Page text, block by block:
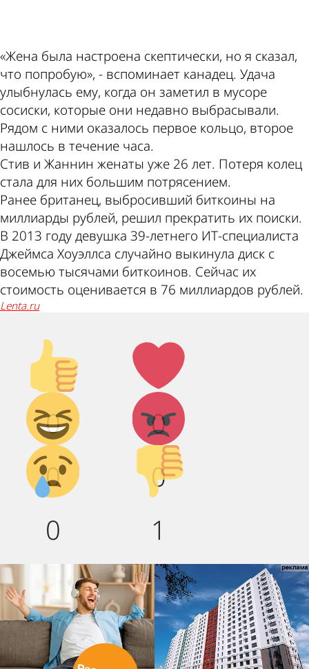
«Жена была настроена скептически, но я сказал,
что попробую», - вспоминает канадец. Удача
улыбнулась ему, когда он заметил в мусоре
сосиски, которые они недавно выбрасывали.
Рядом с ними оказалось первое кольцо, второе
нашлось в течение часа.
Стив и Жаннин женаты уже 26 лет. Потеря колец
стала для них большим потрясением.
Ранее британец, выбросивший биткоины на
миллиарды рублей, решил прекратить их поиски.
В 2013 году девушка 39-летнего ИТ-специалиста
Джеймса Хоуэллса случайно выкинула диск с
восемью тысячами биткоинов. Сейчас их
стоимость оценивается в 76 миллиардов рублей.
lenta.ru
Палец
вверх!
0
Лайк!
0
Дикий
смех!
0
Агрессия!
0
Грусть :(
0
Палец
вниз!
1